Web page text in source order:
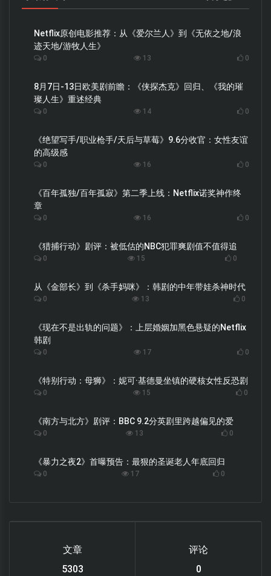
Netflix原创电影推荐：从《爱尔兰人》到《无依之地/浪
迹天地/游牧人生》
0 13 0
8月7日-13日欧美剧前瞻：《侠探杰克》回归、《我的璀
璨人生》重述经典
0 14 0
《绝望写手/职业枪手/天后与草莓》9.6分收官：女性友谊
的高级感
0 16 0
《百年孤独/百年孤寂》第二季上线：Netflix诺奖神作终
章
0 16 0
《猎捕行动》剧评：被低估的NBC犯罪爽剧值不值得追
0 15 0
从《金部长》到《杀手妈咪》：韩剧的中年带娃杀神时代
0 13 0
《现在不是出轨的问题》：上层婚姻加黑色悬疑的Netflix
韩剧
0 17 0
《特别行动：母狮》：妮可·基德曼坐镇的硬核女性反恐剧
0 15 0
《南方与北方》剧评：BBC 9.2分英剧里跨越偏见的爱
0 13 0
《暴力之夜2》首曝预告：最狠的圣诞老人年底回归
0 17 0
文章
6119
评论
0